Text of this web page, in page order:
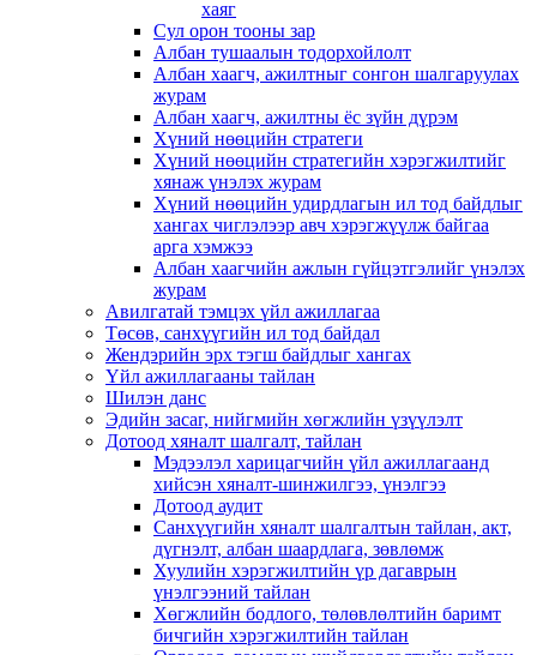
хаяг
Сул орон тооны зар
Албан тушаалын тодорхойлолт
Албан хаагч, ажилтныг сонгон шалгаруулах
журам
Албан хаагч, ажилтны ёс зүйн дүрэм
Хүний нөөцийн стратеги
Хүний нөөцийн стратегийн хэрэгжилтийг
хянаж үнэлэх журам
Хүний нөөцийн удирдлагын ил тод байдлыг
хангах чиглэлээр авч хэрэгжүүлж байгаа
арга хэмжээ
Албан хаагчийн ажлын гүйцэтгэлийг үнэлэх
журам
Авилгатай тэмцэх үйл ажиллагаа
Төсөв, санхүүгийн ил тод байдал
Жендэрийн эрх тэгш байдлыг хангах
Үйл ажиллагааны тайлан
Шилэн данс
Эдийн засаг, нийгмийн хөгжлийн үзүүлэлт
Дотоод хяналт шалгалт, тайлан
Мэдээлэл харицагчийн үйл ажиллагаанд
хийсэн хяналт-шинжилгээ, үнэлгээ
Дотоод аудит
Санхүүгийн хяналт шалгалтын тайлан, акт,
дүгнэлт, албан шаардлага, зөвлөмж
Хуулийн хэрэгжилтийн үр дагаврын
үнэлгээний тайлан
Хөгжлийн бодлого, төлөвлөлтийн баримт
бичгийн хэрэгжилтийн тайлан